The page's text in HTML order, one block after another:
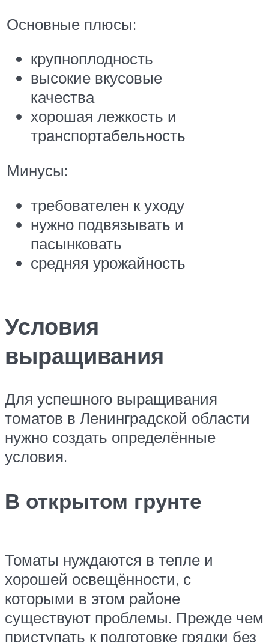
Основные плюсы:
крупноплодность
высокие вкусовые
качества
хорошая лежкость и
транспортабельность
Минусы:
требователен к уходу
нужно подвязывать и
пасынковать
средняя урожайность
Условия
выращивания
Для успешного выращивания
томатов в Ленинградской области
нужно создать определённые
условия.
В открытом грунте
Томаты нуждаются в тепле и
хорошей освещённости, с
которыми в этом районе
существуют проблемы. Прежде чем
приступать к подготовке грядки без